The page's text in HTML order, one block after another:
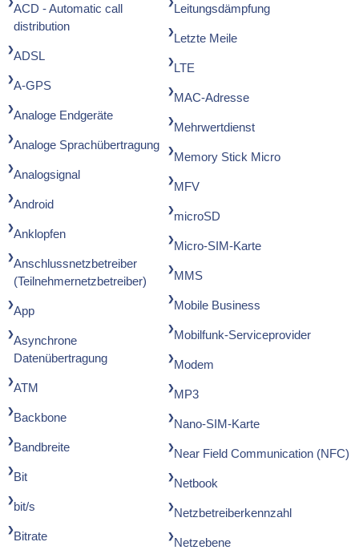
ACD - Automatic call
distribution
ADSL
A-GPS
Analoge Endgeräte
Analoge Sprachübertragung
Analogsignal
Android
Anklopfen
Anschlussnetzbetreiber
(Teilnehmernetzbetreiber)
App
Asynchrone
Datenübertragung
ATM
Backbone
Bandbreite
Bit
bit/s
Bitrate
Leitungsdämpfung
Letzte Meile
LTE
MAC-Adresse
Mehrwertdienst
Memory Stick Micro
MFV
microSD
Micro-SIM-Karte
MMS
Mobile Business
Mobilfunk-Serviceprovider
Modem
MP3
Nano-SIM-Karte
Near Field Communication (NFC)
Netbook
Netzbetreiberkennzahl
Netzebene